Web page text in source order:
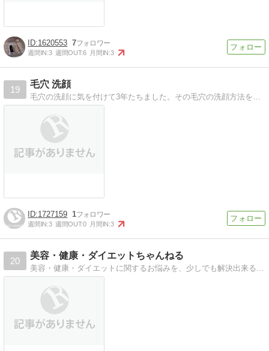
1620553 7
週間IN:3 週間OUT:6 月間IN:3
19
毛穴 洗顔
毛穴の洗顔に気を付けて3年たちました。その毛穴の洗顔方法を記載したいと思います。
1727159 1
週間IN:3 週間OUT:0 月間IN:3
20
美容・健康・ダイエットちゃんねる
美容・健康・ダイエットに関するお悩みを、少しでも解決出来るようなアイテムを紹介しています、気になるアイテムがあればコメント下さい^^私なりに調べてアップします。